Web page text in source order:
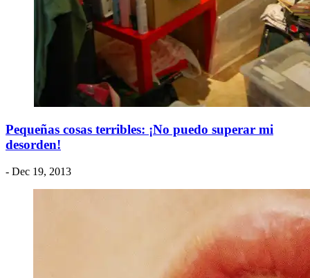
Pequeñas cosas terribles: ¡No puedo superar mi
desorden!
- Dec 19, 2013